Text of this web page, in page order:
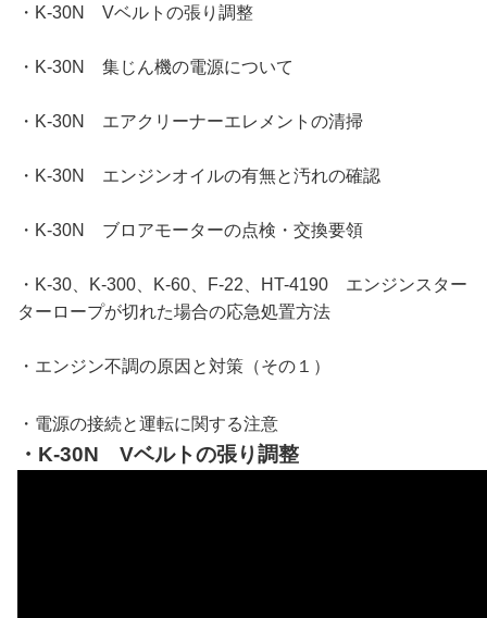
・K-30N Vベルトの張り調整
・K-30N 集じん機の電源について
・K-30N エアクリーナーエレメントの清掃
・K-30N エンジンオイルの有無と汚れの確認
・K-30N ブロアモーターの点検・交換要領
・K-30、K-300、K-60、F-22、HT-4190 エンジンスター
ターロープが切れた場合の応急処置方法
・エンジン不調の原因と対策（その１）
・電源の接続と運転に関する注意
・K-30N Vベルトの張り調整